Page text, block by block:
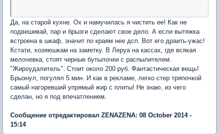
Да, на старой кухне. Ох и намучилась я чистить ее! Как не
подвешивай, пар и брызги сделают свое дело. А если вытяжка
встроена в шкаф, значит по краям нее дсп. Вот его драить-ужас!
Кстати, хозяюшкам на заметку. В Леруа на кассах, где всякая
мелочевка, стоят черные бутылочки с распылителем.
"Жироудалитель". Стоит около 200 руб. Фантастическая вещь!
Брызнул, погулял 5 мин. И как в рекламе, легко стер тряпочкой
самый нагоревший упрямый жир с плиты! Не знаю, из чего
сделан, но я под впечатлением.
Сообщение отредактировал ZENAZENA: 08 October 2014 -
15:14